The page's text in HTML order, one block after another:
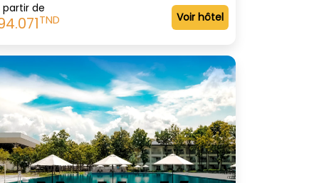
partir de
TND Voir hôtel